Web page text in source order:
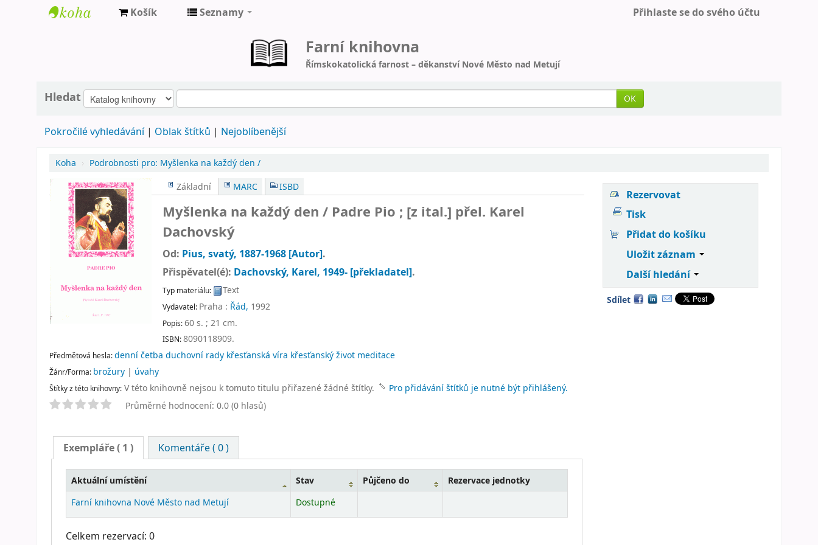
Město
Metují
Košík Seznamy Přihlaste se do svého účtu
Farní knihovna
Římskokatolická farnost – děkanství Nové Město nad Metují
Hledat OK
Pokročilé vyhledávání Oblak štítků Nejoblíbenější
Koha › Podrobnosti pro: Myšlenka na každý den /
Základní MARC ISBD
Myšlenka na každý den / Padre Pio ; [z ital.] přel. Karel
Dachovský
Od: Pius, svatý, 1887-1968 [Autor].
Přispěvatel(é): Dachovský, Karel, 1949- [překladatel].
Typ materiálu: Text
Vydavatel: Praha : Řád, 1992
Popis:60 s. ; 21 cm.
ISBN:8090118909.
Předmětová hesla:denní četba duchovní rady křesťanská víra křesťanský život meditace
Žánr/Forma: brožury | úvahy
Štítky z této knihovny: V této knihovně nejsou k tomuto titulu přiřazené žádné štítky.
Pro přidávání štítků je nutné být přihlášený.
Průměrné hodnocení: 0.0 (0 hlasů)
Exempláře( 1 ) Komentáře ( 0 )
Aktuální umístění Stav Půjčeno do
Rezervace jednotky
Farní knihovna Nové Město nad Metují
Dostupné
Celkem rezervací: 0
Rezervovat
Tisk
Přidat do košíku
Uložit záznam
Další hledání
Sdílet